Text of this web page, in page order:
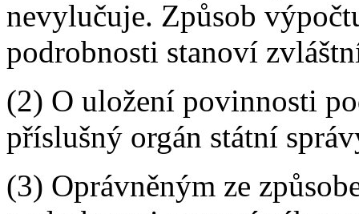
nevylučuje. Způsob
podrobnosti stanoví
(2) O uložení povinnosti
příslušný orgán státní
(3) Oprávněným ze